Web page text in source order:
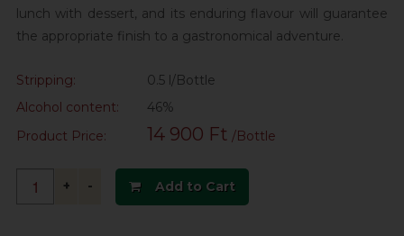
lunch with dessert, and its enduring flavour will guarantee
the appropriate finish to a gastronomical adventure.
Stripping:
0.5 l/Bottle
Alcohol content:
46%
Product Price:
14 900 Ft /Bottle
+ - Add to Cart